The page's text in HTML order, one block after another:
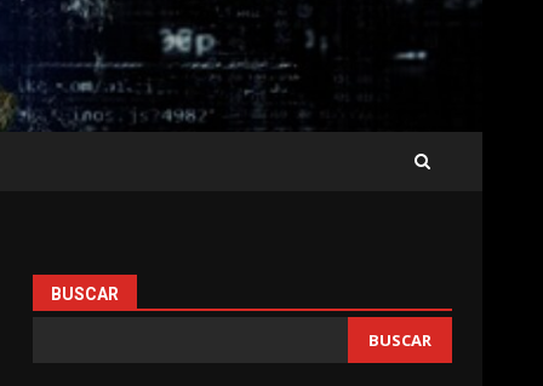
BUSCAR
BUSCAR